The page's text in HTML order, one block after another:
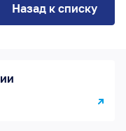
Назад к списку